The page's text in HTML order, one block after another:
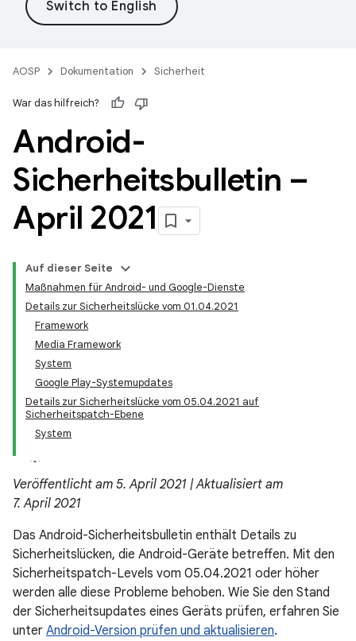
AOSP Dokumentation Sicherheit
War das hilfreich?
Android-
Sicherheitsbulletin –
April 2021
Auf dieser Seite
Maßnahmen für Android- und Google-Dienste
Details zur Sicherheitslücke vom 01.04.2021
Framework
Media Framework
System
Google Play-Systemupdates
Details zur Sicherheitslücke vom 05.04.2021 auf
Sicherheitspatch-Ebene
System
Veröffentlicht am 5. April 2021 | Aktualisiert am
7. April 2021
Das Android-Sicherheitsbulletin enthält Details zu
Sicherheitslücken, die Android-Geräte betreffen. Mit den
Sicherheitspatch-Levels vom 05.04.2021 oder höher
werden alle diese Probleme behoben. Wie Sie den Stand
der Sicherheitsupdates eines Geräts prüfen, erfahren Sie
unter Android-Version prüfen und aktualisieren.